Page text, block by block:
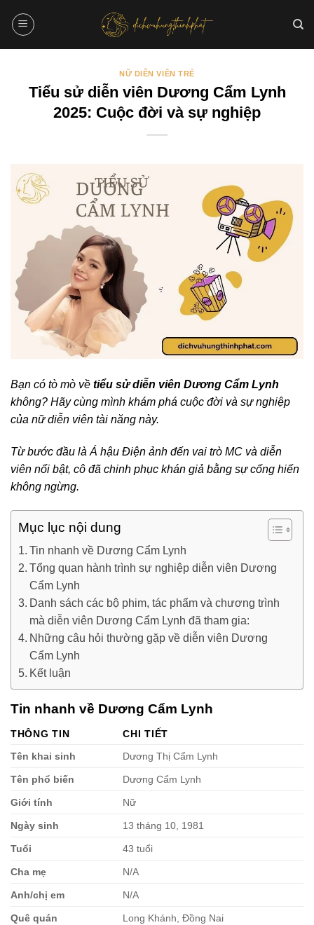
qua
NỮ DIỄN VIÊN TRẺ
Tiểu sử diễn viên Dương Cẩm Lynh
2025: Cuộc đời và sự nghiệp
Bạn có tò mò về tiểu sử diễn viên Dương Cẩm Lynh
không? Hãy cùng mình khám phá cuộc đời và sự nghiệp
của nữ diễn viên tài năng này.
Từ bước đầu là Á hậu Điện ảnh đến vai trò MC và diễn
viên nổi bật, cô đã chinh phục khán giả bằng sự cống hiến
không ngừng.
Mục lục nội dung
Tin nhanh về Dương Cẩm Lynh
Tổng quan hành trình sự nghiệp diễn viên Dương
Cẩm Lynh
Danh sách các bộ phim, tác phẩm và chương trình
mà diễn viên Dương Cẩm Lynh đã tham gia:
Những câu hỏi thường gặp về diễn viên Dương
Cẩm Lynh
Kết luận
Tin nhanh về Dương Cẩm Lynh
THÔNG TIN
CHI TIẾT
Tên khai sinh
Dương Thị Cẩm Lynh
Tên phổ biến Dương Cẩm Lynh
Giới tính Nữ
Ngày sinh 13 tháng 10, 1981
Tuổi 43 tuổi
Cha mẹ N/A
Anh/chị em N/A
Quê quán Long Khánh, Đồng Nai